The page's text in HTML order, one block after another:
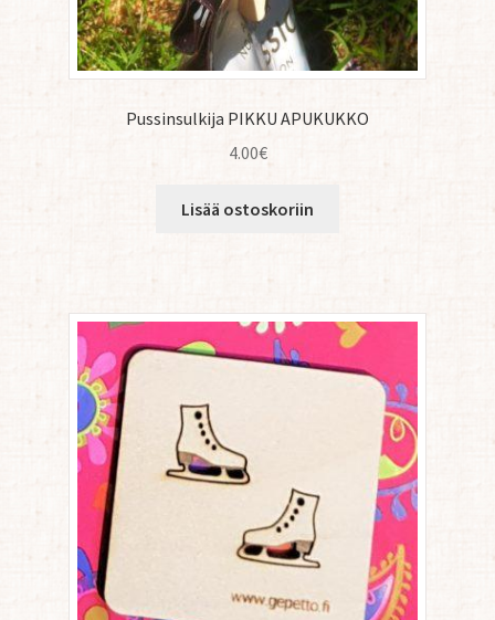
Pussinsulkija PIKKU APUKUKKO
4.00€
Lisää ostoskoriin